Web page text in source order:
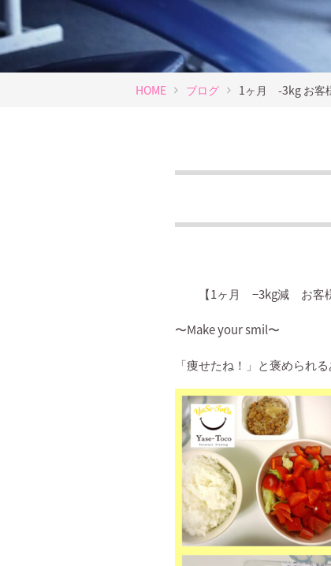
HOME ブログ 1ヶ月 -3kg お客
【1ヶ月 −3kg減 お客
〜Make your smil〜
「痩せたね！」と褒められ